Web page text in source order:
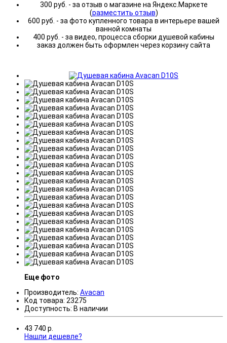
300 руб. - за отзыв о магазине на Яндекс.Маркете
(разместить отзыв)
600 руб. - за фото купленного товара в интерьере вашей
ванной комнаты
400 руб. - за видео, процесса сборки душевой кабины
заказ должен быть оформлен через корзину сайта
Еще фото
Производитель: Avacan
Код товара: 23275
Доступность: В наличии
43 740 р.
Нашли дешевле?